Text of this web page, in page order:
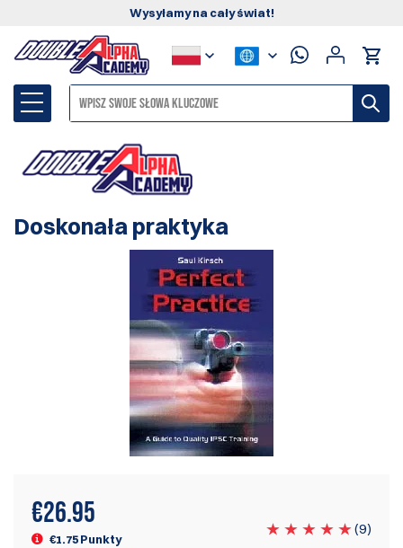
Wysyłamy na cały świat!
Doskonała praktyka
€26.95
€1.75 Punkty
(9)